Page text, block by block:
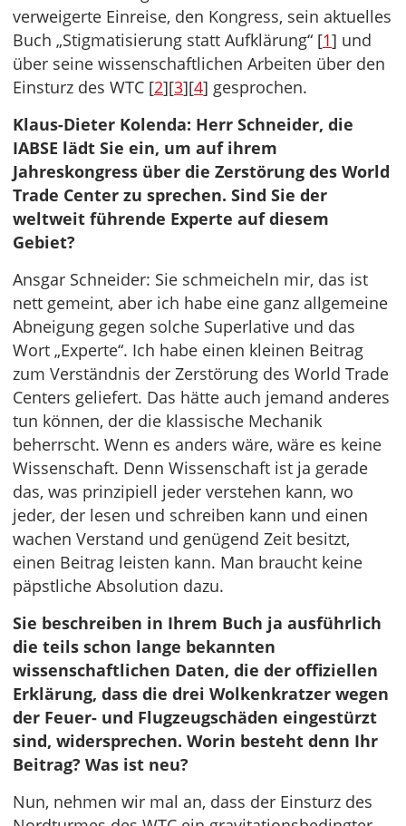
verweigerte Einreise, den Kongress, sein aktuelles
Buch „Stigmatisierung statt Aufklärung“ [1] und
über seine wissenschaftlichen Arbeiten über den
Einsturz des WTC [2][3][4] gesprochen.
Klaus-Dieter Kolenda: Herr Schneider, die
IABSE lädt Sie ein, um auf ihrem
Jahreskongress über die Zerstörung des World
Trade Center zu sprechen. Sind Sie der
weltweit führende Experte auf diesem
Gebiet?
Ansgar Schneider: Sie schmeicheln mir, das ist
nett gemeint, aber ich habe eine ganz allgemeine
Abneigung gegen solche Superlative und das
Wort „Experte“. Ich habe einen kleinen Beitrag
zum Verständnis der Zerstörung des World Trade
Centers geliefert. Das hätte auch jemand anderes
tun können, der die klassische Mechanik
beherrscht. Wenn es anders wäre, wäre es keine
Wissenschaft. Denn Wissenschaft ist ja gerade
das, was prinzipiell jeder verstehen kann, wo
jeder, der lesen und schreiben kann und einen
wachen Verstand und genügend Zeit besitzt,
einen Beitrag leisten kann. Man braucht keine
päpstliche Absolution dazu.
Sie beschreiben in Ihrem Buch ja ausführlich
die teils schon lange bekannten
wissenschaftlichen Daten, die der offiziellen
Erklärung, dass die drei Wolkenkratzer wegen
der Feuer- und Flugzeugschäden eingestürzt
sind, widersprechen. Worin besteht denn Ihr
Beitrag? Was ist neu?
Nun, nehmen wir mal an, dass der Einsturz des